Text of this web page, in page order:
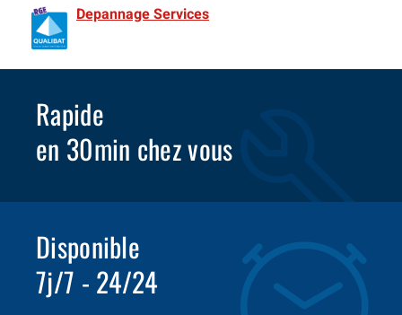
Depannage Services
Rapide
en 30min chez vous
Disponible
7j/7 - 24/24